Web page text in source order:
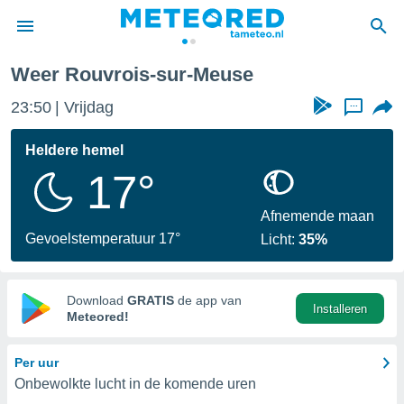
door
verstrekte
hoge
hebt de
voor
op basis
Weer Rouvrois-sur-Meuse
23:50 Vrijdag ...
Heldere hemel
17°
Gevoelstemperatuur 17°
Afnemende maan
Licht:35%
Download GRATIS de app van
Meteored!
Installeren
Per uur
Onbewolkte lucht in de komende uren